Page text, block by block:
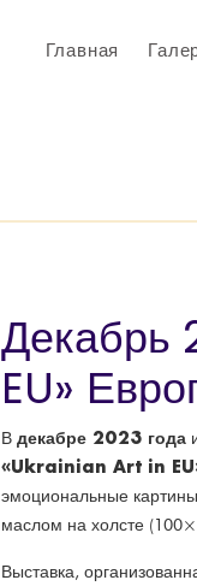
Главная
Декабрь
EU»
В декабре 2023 года
«Ukrainian Art in
эмоциональные картины
маслом на холсте
Выставка,